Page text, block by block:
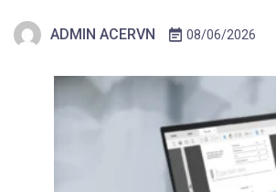
ADMIN ACERVN
08/06/2026